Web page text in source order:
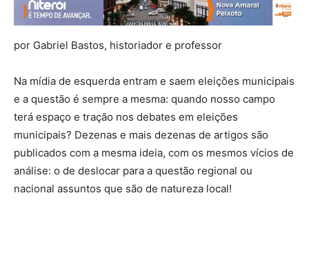
por Gabriel Bastos, historiador e professor
Na mídia de esquerda entram e saem eleições municipais
e a questão é sempre a mesma: quando nosso campo
terá espaço e tração nos debates em eleições
municipais? Dezenas e mais dezenas de artigos são
publicados com a mesma ideia, com os mesmos vícios de
análise: o de deslocar para a questão regional ou
nacional assuntos que são de natureza local!